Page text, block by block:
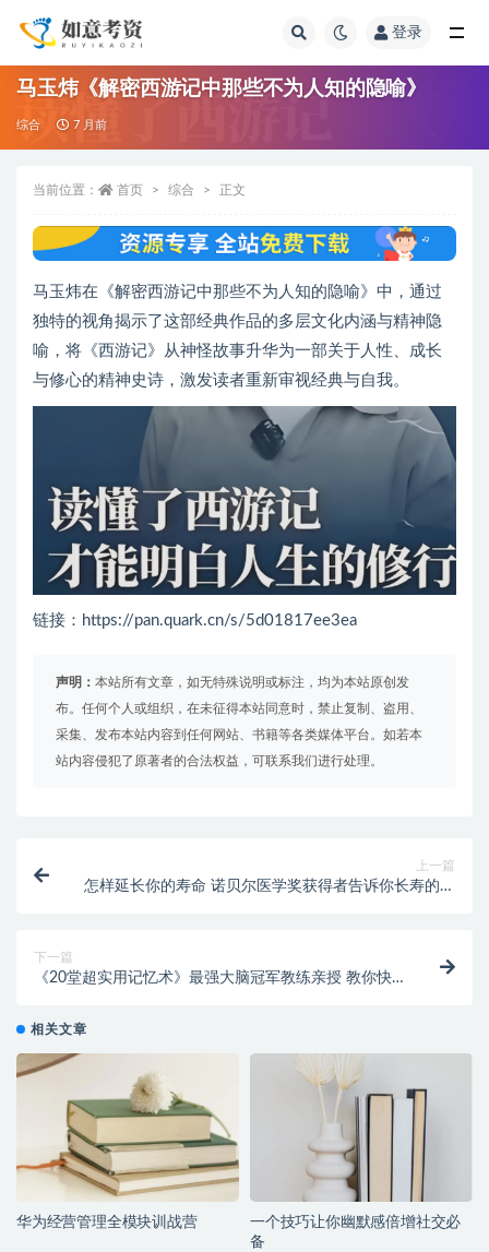
登录
马玉炜《解密西游记中那些不为人知的隐喻》
综合 7 月前
当前位置： 首页 综合 正文
马玉炜在《解密西游记中那些不为人知的隐喻》中，通过
独特的视角揭示了这部经典作品的多层文化内涵与精神隐
喻，将《西游记》从神怪故事升华为一部关于人性、成长
与修心的精神史诗，激发读者重新审视经典与自我。
链接：https://pan.quark.cn/s/5d01817ee3ea
声明： 本站所有文章，如无特殊说明或标注，均为本站原创发
布。任何个人或组织，在未征得本站同意时，禁止复制、盗用、
采集、发布本站内容到任何网站、书籍等各类媒体平台。如若本
站内容侵犯了原著者的合法权益，可联系我们进行处理。
上一篇
怎样延长你的寿命 诺贝尔医学奖获得者告诉你长寿的秘
下一篇
《20堂超实用记忆术》最强大脑冠军教练亲授 教你快
相关文章
华为经营管理全模块训战营
一个技巧让你幽默感倍增社交必
备